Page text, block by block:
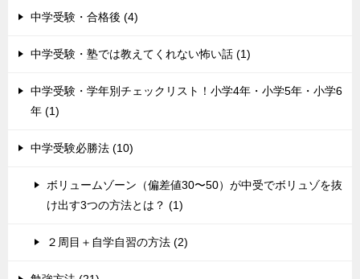
中学受験・合格後 (4)
中学受験・塾では教えてくれない怖い話 (1)
中学受験・学年別チェックリスト！小学4年・小学5年・小学6
年 (1)
中学受験必勝法 (10)
ボリュームゾーン（偏差値30〜50）が中受でボリュゾを抜
け出す3つの方法とは？ (1)
２周目＋自学自習の方法 (2)